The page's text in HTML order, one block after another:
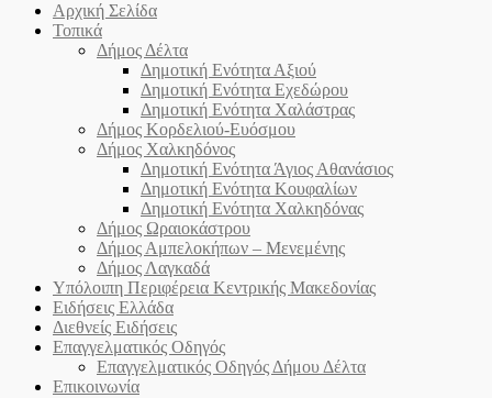
Αρχική Σελίδα
Τοπικά
Δήμος Δέλτα
Δημοτική Ενότητα Αξιού
Δημοτική Ενότητα Εχεδώρου
Δημοτική Ενότητα Χαλάστρας
Δήμος Κορδελιού-Ευόσμου
Δήμος Χαλκηδόνος
Δημοτική Ενότητα Άγιος Αθανάσιος
Δημοτική Ενότητα Κουφαλίων
Δημοτική Ενότητα Χαλκηδόνας
Δήμος Ωραιοκάστρου
Δήμος Αμπελοκήπων – Μενεμένης
Δήμος Λαγκαδά
Υπόλοιπη Περιφέρεια Κεντρικής Μακεδονίας
Ειδήσεις Ελλάδα
Διεθνείς Ειδήσεις
Επαγγελματικός Οδηγός
Επαγγελματικός Οδηγός Δήμου Δέλτα
Επικοινωνία